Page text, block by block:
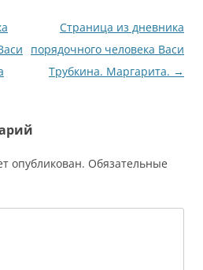
Страница из дневника
порядочного человека Васи
Трубкина. Маргарита. →
опубликован. Обязательные